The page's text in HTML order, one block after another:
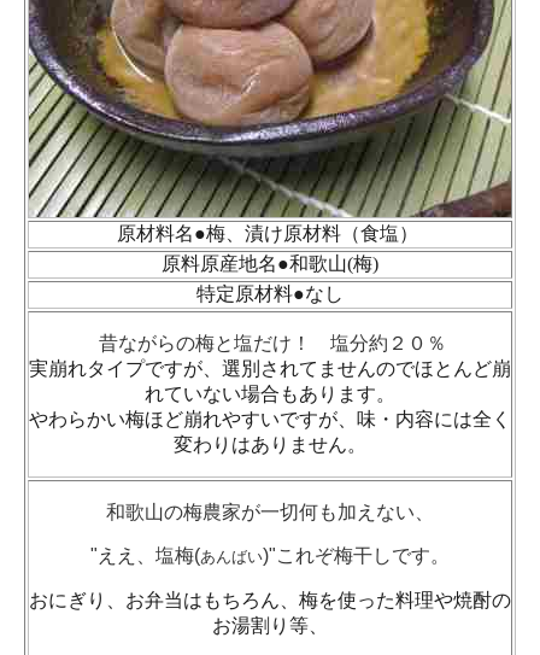
原材料名●梅、漬け原材料（食塩）
原料原産地名●和歌山(梅)
特定原材料●なし
昔ながらの梅と塩だけ！ 塩分約２０％
実崩れタイプですが、選別されてませんのでほとんど崩
れていない場合もあります。
やわらかい梅ほど崩れやすいですが、味・内容には全く
変わりはありません。
和歌山の梅農家が一切何も加えない、
"ええ、塩梅(あんばい)"これぞ梅干しです。
おにぎり、お弁当はもちろん、梅を使った料理や焼酎の
お湯割り等、